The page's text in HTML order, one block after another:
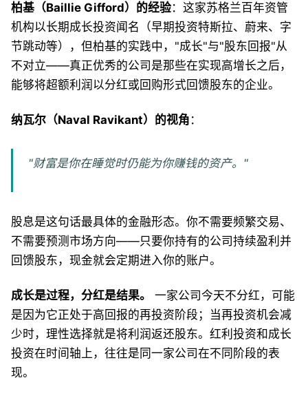
柏基（Baillie Gifford）的经验：这家苏格兰百年资管
机构以长期成长投资闻名（早期投资特斯拉、蔚来、字
节跳动等），但柏基的实践中，"成长"与"股东回报"从
不对立——真正优秀的公司是那些在实现高增长之后，
能够将超额利润以分红或回购形式回馈股东的企业。
纳瓦尔（Naval Ravikant）的视角 ：
"财富是你在睡觉时仍能为你赚钱的资产。"
股息是这句话最具体的金融形态。你不需要频繁交易、
不需要预测市场方向——只要你持有的公司持续盈利并
回馈股东，现金就会定期进入你的账户。
成长是过程，分红是结果。
一家公司今天不分红，可能
是因为它正处于高回报的再投资阶段；当再投资机会减
少时，理性选择就是将利润返还股东。红利投资和成长
投资在时间轴上，往往是同一家公司在不同阶段的表
现。